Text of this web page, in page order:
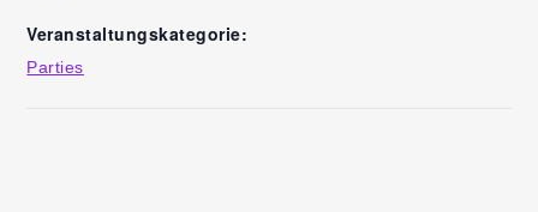
Veranstaltungskategorie:
Parties